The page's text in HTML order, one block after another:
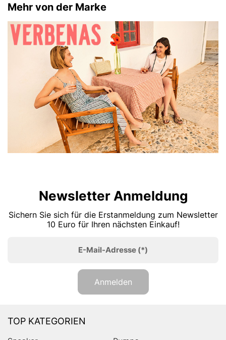
Mehr von der Marke
Newsletter Anmeldung
Sichern Sie sich für die Erstanmeldung zum Newsletter
10 Euro für Ihren nächsten Einkauf!
E-Mail-Adresse (*)
Anmelden
TOP KATEGORIEN